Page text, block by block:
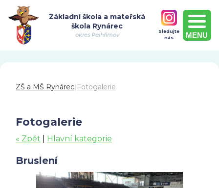
Základní škola a mateřská
škola Rynárec
okres Pelhřimov
Sledujte
nás
MENU
ZŠ a MŠ Rynárec| Fotogalerie
Fotogalerie
« Zpět Hlavní kategorie
Bruslení